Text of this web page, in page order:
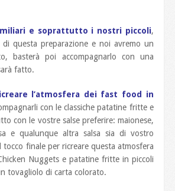
e soprattutto i nostri piccoli,
di questa preparazione e noi avremo un
basterà poi accompagnarlo con una
fatto.
l’atmosfera dei fast food
in
con le classiche patatine fritte e
con le vostre salse preferire: maionese,
e qualunque altra salsa sia di vostro
tocco finale per ricreare questa atmosfera
Nuggets e patatine fritte in piccoli
tovagliolo di carta colorato.